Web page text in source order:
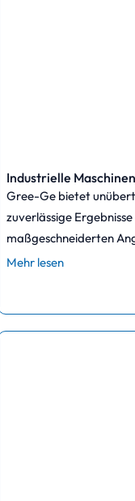
Industrielle Maschinen
Gree-Ge bietet
zuverlässige
maßgeschneiderten
Mehr lesen